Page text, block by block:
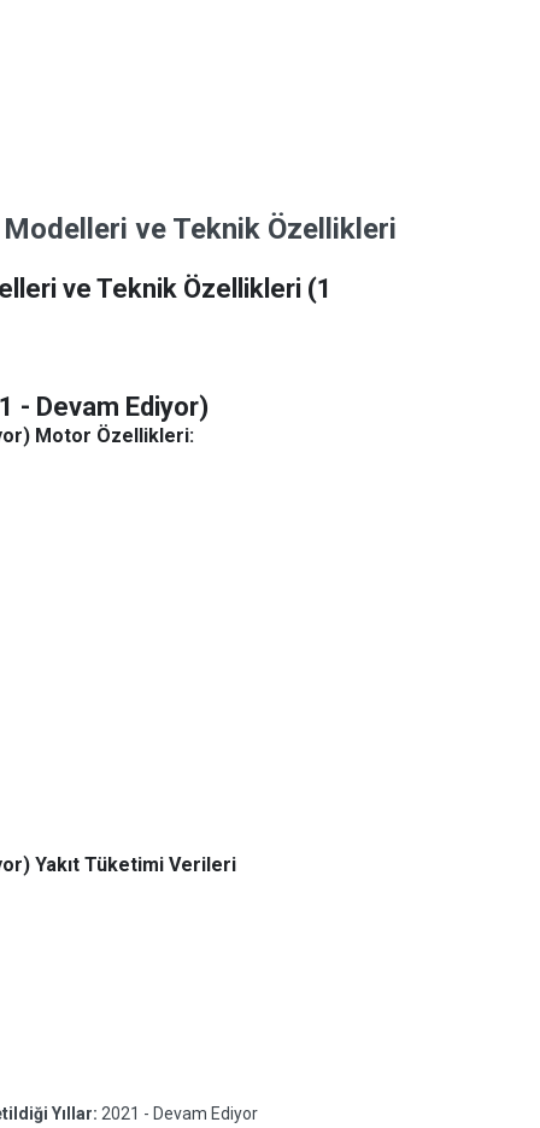
Modelleri ve Teknik Özellikleri
ve Teknik Özellikleri (1
- Devam Ediyor)
Motor Özellikleri:
Yakıt Tüketimi Verileri
Yıllar: 2021 - Devam Ediyor